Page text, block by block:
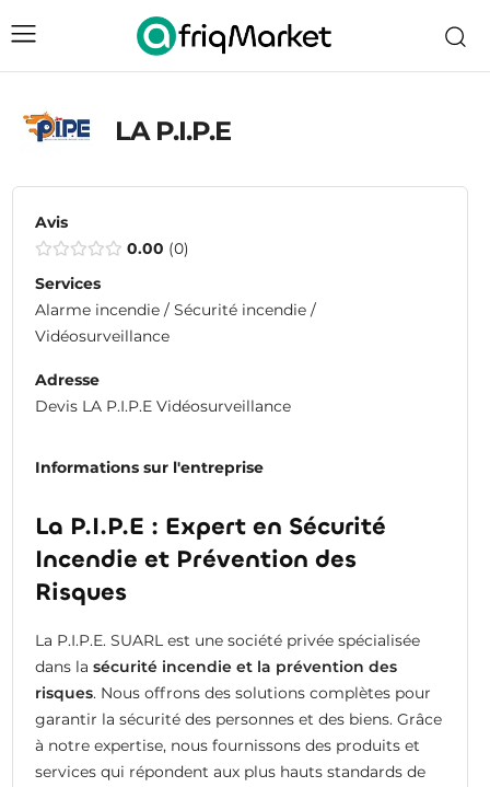
LA P.I.P.E
Avis
0.00 0
Services
Alarme incendie / Sécurité incendie /
Vidéosurveillance
Adresse
Devis LA P.I.P.E Vidéosurveillance
Informations sur l'entreprise
La P.I.P.E : Expert en Sécurité
Incendie et Prévention des
Risques
La P.I.P.E. SUARL est une société privée spécialisée
dans la sécurité incendie et la prévention des
risques. Nous offrons des solutions complètes pour
garantir la sécurité des personnes et des biens. Grâce
à notre expertise, nous fournissons des produits et
services qui répondent aux plus hauts standards de